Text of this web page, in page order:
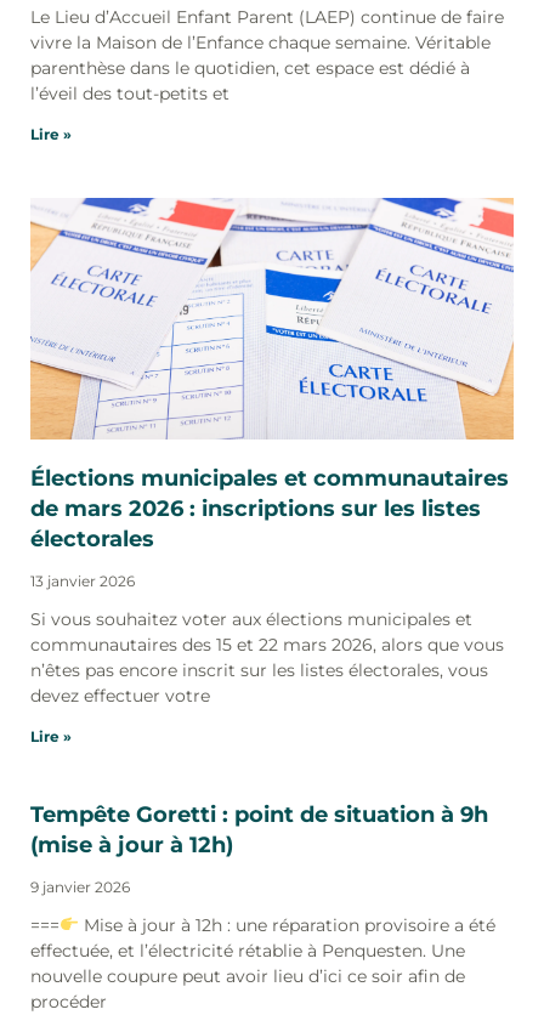
Le Lieu d’Accueil Enfant Parent (LAEP) continue de faire
vivre la Maison de l’Enfance chaque semaine. Véritable
parenthèse dans le quotidien, cet espace est dédié à
l’éveil des tout-petits et
Lire »
Élections municipales et communautaires
de mars 2026 : inscriptions sur les listes
électorales
13 janvier 2026
Si vous souhaitez voter aux élections municipales et
communautaires des 15 et 22 mars 2026, alors que vous
n’êtes pas encore inscrit sur les listes électorales, vous
devez effectuer votre
Lire »
Tempête Goretti : point de situation à 9h
(mise à jour à 12h)
9 janvier 2026
===
Mise à jour à 12h : une réparation provisoire a été
effectuée, et l’électricité rétablie à Penquesten. Une
nouvelle coupure peut avoir lieu d’ici ce soir afin de
procéder